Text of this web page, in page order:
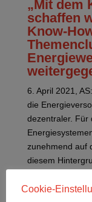
„Mit dem
schaffen
Know-
6. April 2021,
die
dezentraler. Für
zunehmend auf
diesem
Cookie-